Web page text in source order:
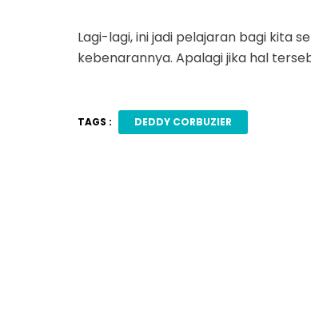
Lagi-lagi, ini jadi pelajaran bagi kita
kebenarannya. Apalagi jika hal
TAGS : DEDDY CORBUZIER